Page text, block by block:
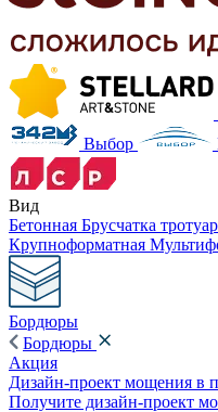
Выбор
Вид
Бетонная Брусчатка
Крупноформатная
Бордюры
Бордюры
Акция
Дизайн-проект мощения в
Получите дизайн-проект